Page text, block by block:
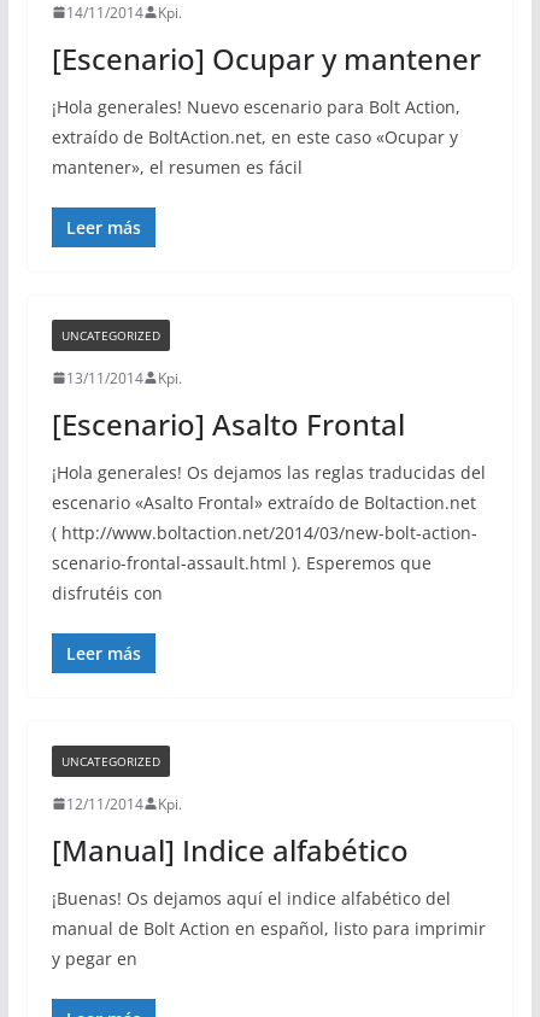
14/11/2014 Kpi.
[Escenario] Ocupar y mantener
¡Hola generales! Nuevo escenario para Bolt Action,
extraído de BoltAction.net, en este caso «Ocupar y
mantener», el resumen es fácil
Leer más
UNCATEGORIZED
13/11/2014 Kpi.
[Escenario] Asalto Frontal
¡Hola generales! Os dejamos las reglas traducidas del
escenario «Asalto Frontal» extraído de Boltaction.net
( http://www.boltaction.net/2014/03/new-bolt-action-
scenario-frontal-assault.html ). Esperemos que
disfrutéis con
Leer más
UNCATEGORIZED
12/11/2014 Kpi.
[Manual] Indice alfabético
¡Buenas! Os dejamos aquí el indice alfabético del
manual de Bolt Action en español, listo para imprimir
y pegar en